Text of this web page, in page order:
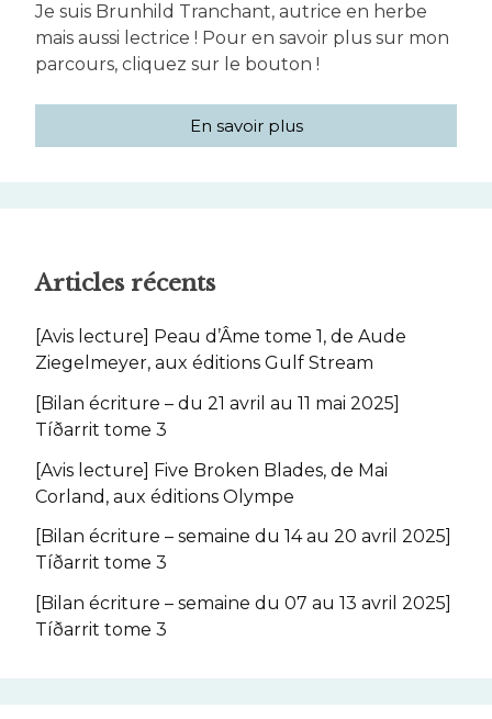
Je suis Brunhild Tranchant, autrice en herbe
mais aussi lectrice ! Pour en savoir plus sur mon
parcours, cliquez sur le bouton !
En savoir plus
Articles récents
[Avis lecture] Peau d’Âme tome 1, de Aude
Ziegelmeyer, aux éditions Gulf Stream
[Bilan écriture – du 21 avril au 11 mai 2025]
Tíðarrit tome 3
[Avis lecture] Five Broken Blades, de Mai
Corland, aux éditions Olympe
[Bilan écriture – semaine du 14 au 20 avril 2025]
Tíðarrit tome 3
[Bilan écriture – semaine du 07 au 13 avril 2025]
Tíðarrit tome 3